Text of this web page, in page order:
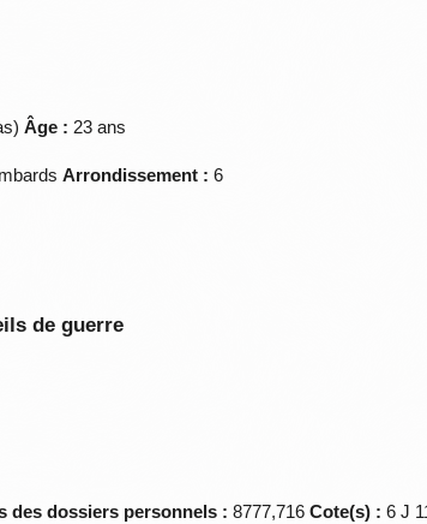
Âge : 23 ans
Arrondissement : 6
de guerre
des dossiers personnels :8777,716Cote(s) : 6 J